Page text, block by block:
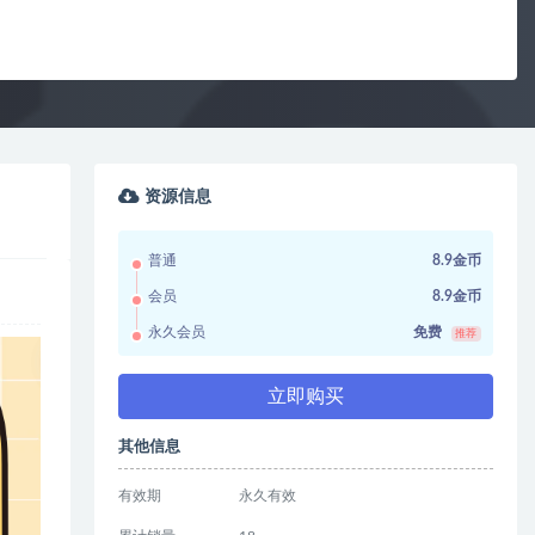
资源信息
普通 8.9金币
会员 8.9金币
永久会员 免费 推荐
立即购买
其他信息
有效期 永久有效